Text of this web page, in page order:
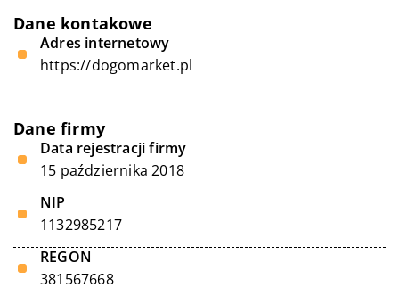
Dane kontakowe
Adres internetowy
https://dogomarket.pl
Dane firmy
Data rejestracji firmy
15 października 2018
NIP
1132985217
REGON
381567668